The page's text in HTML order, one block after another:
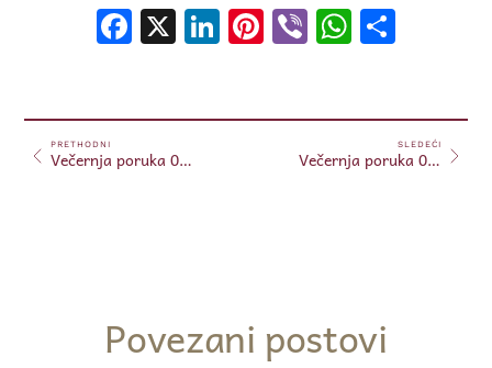
Facebook
X LinkedIn
Pinterest
Viber
PRETHODNI
Večernja poruka 02.11.2024.
SLEDEĆI
Večernja poruka 03.11.2024.
Povezani postovi